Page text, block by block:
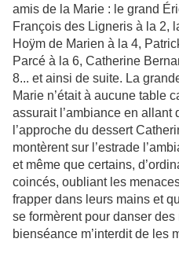
amis de la Marie : le grand
François des Ligneris à la 2,
Hoÿm de Marien à la 4,
Parcé à la 6, Catherine
8... et ainsi de suite. La
Marie n’était à aucune table
assurait l’ambiance en allant
l’approche du dessert
montèrent sur l’estrade
et même que certains,
coincés, oubliant les
frapper dans leurs mains et
se formèrent pour danser
bienséance m’interdit de